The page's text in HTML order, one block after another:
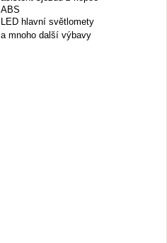
ABS
LED hlavní světlomety
a mnoho další výbavy